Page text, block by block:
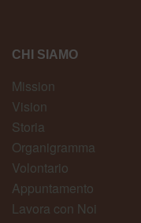
CHI SIAMO
Mission
Vision
Storia
Organigramma
Volontario
Appuntamento
Lavora con Noi